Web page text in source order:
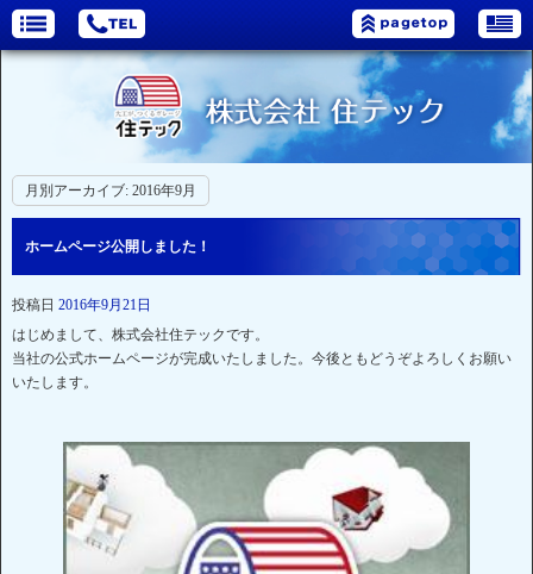
月別アーカイブ: 2016年9月
ホームページ公開しました！
投稿日 2016年9月21日
はじめまして、株式会社住テックです。
当社の公式ホームページが完成いたしました。今後ともどうぞよろしくお願い
いたします。